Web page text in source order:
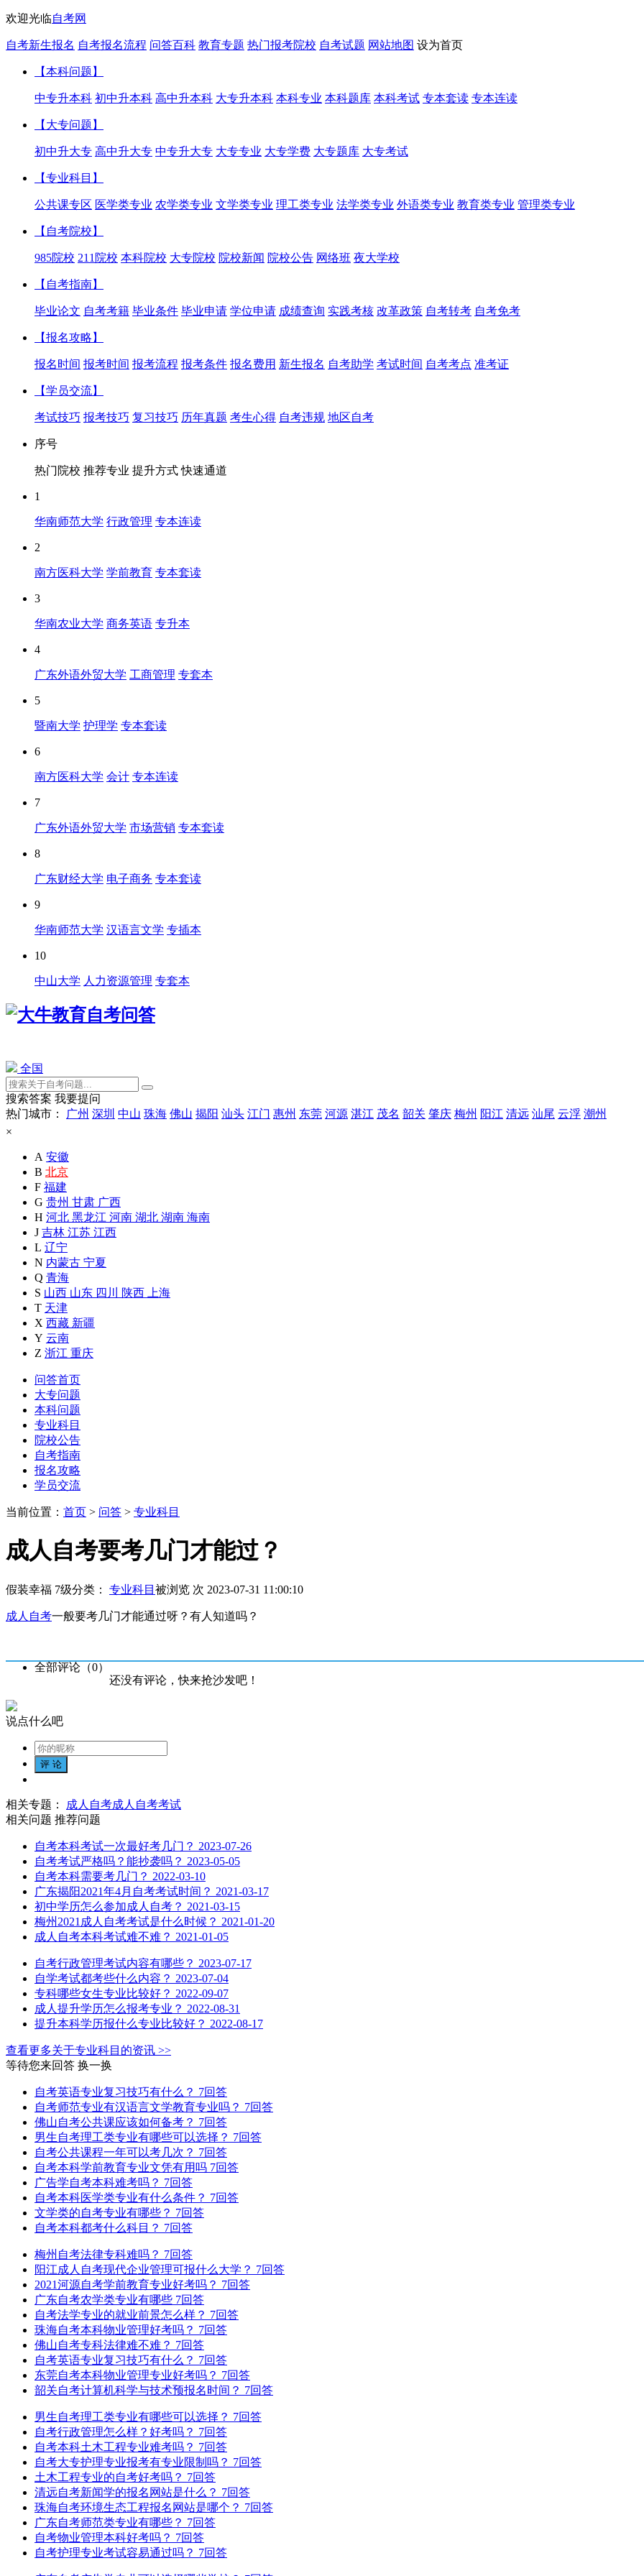
欢迎光临自考网
自考新生报名 自考报名流程 问答百科 教育专题 热门报考院校 自考试题 网站地图 设为首页
【本科问题】
中专升本科 初中升本科 高中升本科 大专升本科 本科专业 本科题库 本科考试 专本套读 专本连读
【大专问题】
初中升大专 高中升大专 中专升大专 大专专业 大专学费 大专题库 大专考试
【专业科目】
公共课专区 医学类专业 农学类专业 文学类专业 理工类专业 法学类专业 外语类专业 教育类专业 管理类专业
【自考院校】
985院校 211院校 本科院校 大专院校 院校新闻 院校公告 网络班 夜大学校
【自考指南】
毕业论文 自考考籍 毕业条件 毕业申请 学位申请 成绩查询 实践考核 改革政策 自考转考 自考免考
【报名攻略】
报名时间 报考时间 报考流程 报考条件 报名费用 新生报名 自考助学 考试时间 自考考点 准考证
【学员交流】
考试技巧 报考技巧 复习技巧 历年真题 考生心得 自考违规 地区自考
序号
热门院校 推荐专业 提升方式 快速通道
1
华南师范大学 行政管理 专本连读
2
南方医科大学 学前教育 专本套读
3
华南农业大学 商务英语 专升本
4
广东外语外贸大学 工商管理 专套本
5
暨南大学 护理学 专本套读
6
南方医科大学 会计 专本连读
7
广东外语外贸大学 市场营销 专本套读
8
广东财经大学 电子商务 专本套读
9
华南师范大学 汉语言文学 专插本
10
中山大学 人力资源管理 专套本
全国
搜索答案 我要提问
热门城市：
广州 深圳 中山 珠海 佛山 揭阳 汕头 江门 惠州 东莞 河源 湛江 茂名 韶关 肇庆 梅州 阳江 清远 汕尾 云浮 潮州
×
A 安徽
B 北京
F 福建
G 贵州 甘肃 广西
H 河北 黑龙江 河南 湖北 湖南 海南
J 吉林 江苏 江西
L 辽宁
N 内蒙古 宁夏
Q 青海
S 山西 山东 四川 陕西
上海
T 天津
X 西藏 新疆
Y 云南
Z 浙江 重庆
问答首页
大专问题
本科问题
专业科目
院校公告
自考指南
报名攻略
学员交流
当前位置： 首页 > 问答 > 专业科目
成人自考要考几门才能过？
假装幸福 7级分类： 专业科目 被浏览 次 2023-07-31 11:00:10
成人自考一般要考几门才能通过呀？有人知道吗？
全部评论（0）
还没有评论，快来抢沙发吧！
说点什么吧
相关专题： 成人自考成人自考考试
相关问题 推荐问题
自考本科考试一次最好考几门？ 2023-07-26
自考考试严格吗？能抄袭吗？ 2023-05-05
自考本科需要考几门？ 2022-03-10
广东揭阳2021年4月自考考试时间？ 2021-03-17
初中学历怎么参加成人自考？ 2021-03-15
梅州2021成人自考考试是什么时候？ 2021-01-20
成人自考本科考试难不难？ 2021-01-05
自考行政管理考试内容有哪些？ 2023-07-17
自学考试都考些什么内容？ 2023-07-04
专科哪些女生专业比较好？ 2022-09-07
成人提升学历怎么报考专业？ 2022-08-31
提升本科学历报什么专业比较好？ 2022-08-17
查看更多关于专业科目
的资讯 >>
等待您来回答 换一换
自考英语专业复习技巧有什么？ 7回答
自考师范专业有汉语言文学教育专业吗？ 7回答
佛山自考公共课应该如何备考？ 7回答
男生自考理工类专业有哪些可以选择？ 7回答
自考公共课程一年可以考几次？ 7回答
自考本科学前教育专业文凭有用吗 7回答
广告学自考本科难考吗？ 7回答
自考本科医学类专业有什么条件？ 7回答
文学类的自考专业有哪些？ 7回答
自考本科都考什么科目？ 7回答
梅州自考法律专科难吗？ 7回答
阳江成人自考现代企业管理可报什么大学？ 7回答
2021河源自考学前教育专业好考吗？ 7回答
广东自考农学类专业有哪些 7回答
自考法学专业的就业前景怎么样？ 7回答
珠海自考本科物业管理好考吗？ 7回答
佛山自考专科法律难不难？ 7回答
自考英语专业复习技巧有什么？ 7回答
东莞自考本科物业管理专业好考吗？ 7回答
韶关自考计算机科学与技术预报名时间？ 7回答
男生自考理工类专业有哪些可以选择？ 7回答
自考行政管理怎么样？好考吗？ 7回答
自考本科土木工程专业难考吗？ 7回答
自考大专护理专业报考有专业限制吗？ 7回答
土木工程专业的自考好考吗？ 7回答
清远自考新闻学的报名网站是什么？ 7回答
珠海自考环境生态工程报名网站是哪个？ 7回答
广东自考师范类专业有哪些？ 7回答
自考物业管理本科好考吗？ 7回答
自考护理专业考试容易通过吗？ 7回答